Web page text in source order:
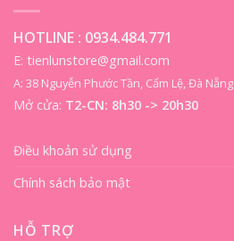
HOTLINE : 0934.484.771
E: tienlunstore@gmail.com
A: 38 Nguyễn Phước Tần, Cẩm Lệ, Đà Nẵng
Mở cửa: T2-CN: 8h30 -> 20h30
Điều khoản sử dụng
Chính sách bảo mật
HỖ TRỢ